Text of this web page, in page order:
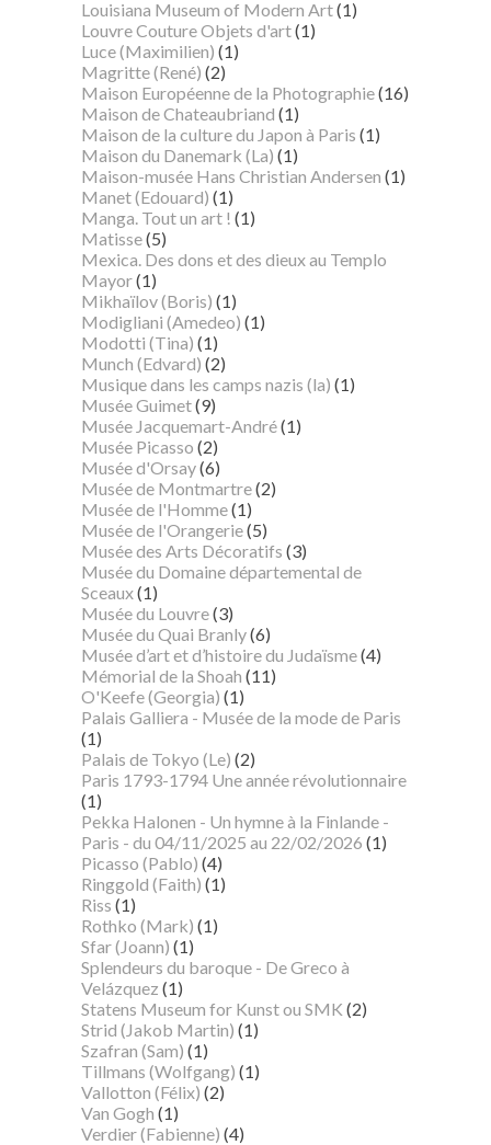
Louisiana Museum of Modern Art(1)
Louvre Couture Objets d'art(1)
Luce (Maximilien) (1)
Magritte (René) (2)
Maison Européenne de la Photographie(16)
Maison de Chateaubriand (1)
Maison de la culture du Japon à Paris (1)
Maison du Danemark (La) (1)
Maison-musée Hans Christian Andersen (1)
Manet (Edouard) (1)
Manga. Tout un art ! (1)
Matisse(5)
Mexica. Des dons et des dieux au Templo
Mayor(1)
Mikhaïlov (Boris) (1)
Modigliani (Amedeo) (1)
Modotti (Tina) (1)
Munch (Edvard) (2)
Musique dans les camps nazis (la) (1)
Musée Guimet(9)
Musée Jacquemart-André(1)
Musée Picasso (2)
Musée d'Orsay(6)
Musée de Montmartre(2)
Musée de l'Homme(1)
Musée de l'Orangerie(5)
Musée des Arts Décoratifs (3)
Musée du Domaine départemental de
Sceaux(1)
Musée du Louvre(3)
Musée du Quai Branly(6)
Musée d’art et d’histoire du Judaïsme(4)
Mémorial de la Shoah (11)
O'Keefe (Georgia) (1)
Palais Galliera - Musée de la mode de Paris
(1)
Palais de Tokyo (Le) (2)
Paris 1793-1794 Une année révolutionnaire
(1)
Pekka Halonen - Un hymne à la Finlande -
Paris - du 04/11/2025 au 22/02/2026 (1)
Picasso (Pablo) (4)
Ringgold (Faith) (1)
Riss (1)
Rothko (Mark) (1)
Sfar (Joann) (1)
Splendeurs du baroque - De Greco à
Velázquez (1)
Statens Museum for Kunst ou SMK (2)
Strid (Jakob Martin) (1)
Szafran (Sam) (1)
Tillmans (Wolfgang) (1)
Vallotton (Félix) (2)
Van Gogh (1)
Verdier (Fabienne) (4)